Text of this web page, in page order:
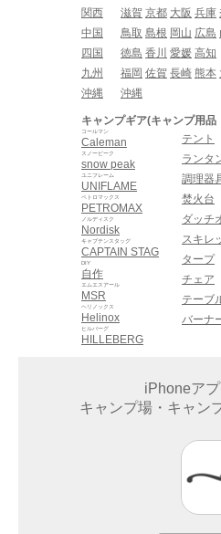
関西
滋賀 京都 大阪 兵庫
中国
鳥取 島根 岡山 広島
四国
徳島 香川 愛媛 高知
九州
福岡 佐賀 長崎 熊本
沖縄
沖縄
キャンプギア(キャンプ用
Caleman
コールマン
snow peak
スノーピーク
UNIFLAME
ユニフレーム
PETROMAX
ペトロマックス
Nordisk
ノルディスク
CAPTAIN STAG
キャプテンスタッグ
自作
DIY
MSR
エムエスアール
Helinox
ヘリノックス
HILLEBERG
ヒルバーグ
テント
ランタ
調理器
焚火台
ダッチ
スキレ
タープ
チェア
テーブ
バーナ
iPhoneアプ
キャンプ場・キャン